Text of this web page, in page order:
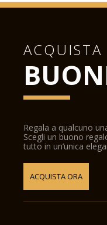
ACQUISTA
Regala a qualcuno
Scegli un buono
tutto in un’unica
ACQUISTA ORA